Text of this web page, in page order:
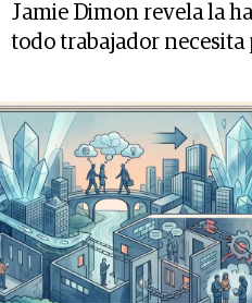
Jamie Dimon revela la
todo trabajador necesita